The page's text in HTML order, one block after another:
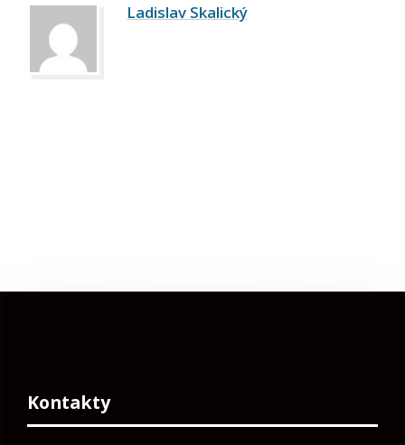
Ladislav Skalický
Kontakty